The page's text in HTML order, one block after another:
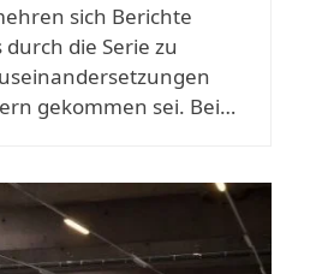
sich Berichte
durch die Serie zu
gekommen sei. Bei…